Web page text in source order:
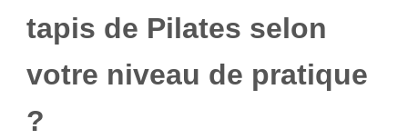
tapis de Pilates selon
votre niveau de pratique
?